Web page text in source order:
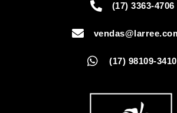
(17) 3363-4706
(17) 98109-3410